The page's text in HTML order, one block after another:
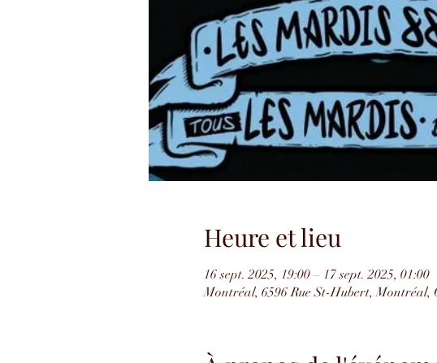
Heure et lieu
16 sept. 2025, 19:00 – 17 sept. 2025, 01:00
Montréal, 6596 Rue St-Hubert, Montréal,